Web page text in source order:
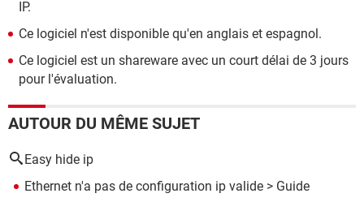
IP.
Ce logiciel n'est disponible qu'en anglais et espagnol.
Ce logiciel est un shareware avec un court délai de 3 jours
pour l'évaluation.
AUTOUR DU MÊME SUJET
Easy hide ip
Ethernet n'a pas de configuration ip valide > Guide